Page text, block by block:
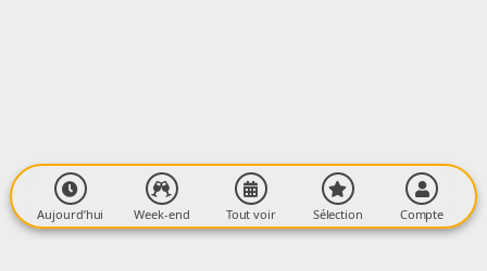
Aujourd’hui Week-end Tout voir Sélection Compte